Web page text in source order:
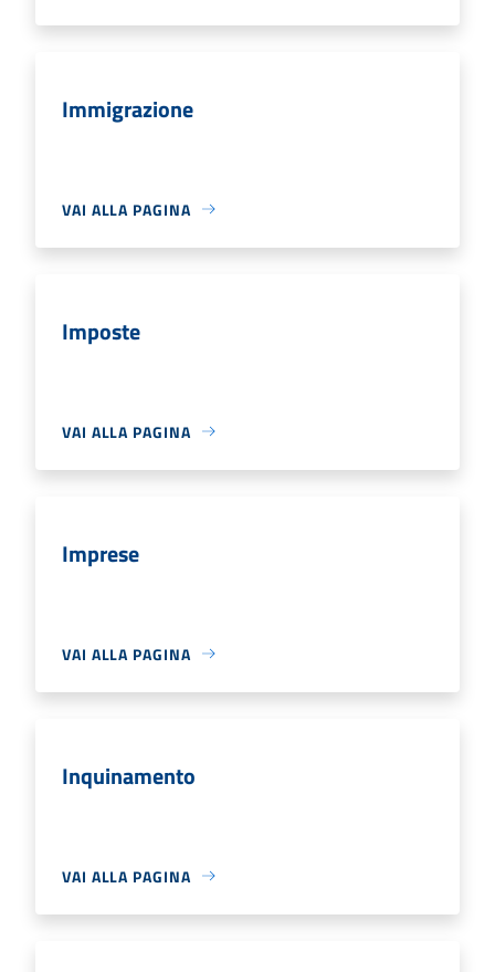
Immigrazione
VAI ALLA PAGINA
Imposte
VAI ALLA PAGINA
Imprese
VAI ALLA PAGINA
Inquinamento
VAI ALLA PAGINA